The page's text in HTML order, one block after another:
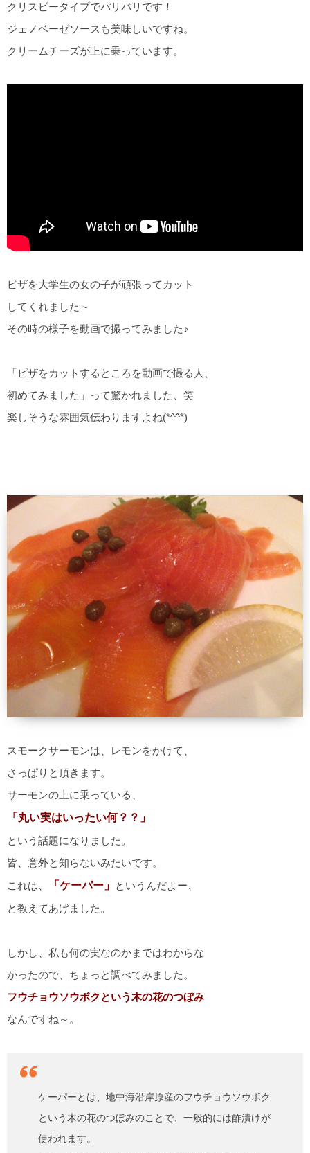
クリスピータイプでパリパリです！
ジェノベーゼソースも美味しいですね。
クリームチーズが上に乗っています。
ピザを大学生の女の子が頑張ってカット
してくれました～
その時の様子を動画で撮ってみました♪
「ピザをカットするところを動画で撮る人、
初めてみました」って驚かれました、笑
楽しそうな雰囲気伝わりますよね(*^^*)
スモークサーモンは、レモンをかけて、
さっぱりと頂きます。
サーモンの上に乗っている、
「丸い実はいったい何？？」
という話題になりました。
皆、意外と知らないみたいです。
これは、
「ケーパー」 というんだよー、
と教えてあげました。
しかし、私も何の実なのかまではわからな
かったので、ちょっと調べてみました。
フウチョウソウボクという木の花のつぼみ
なんですね～。
ケーパーとは、地中海沿岸原産のフウチョウソウボク
という木の花のつぼみのことで、一般的には酢漬けが
使われます。